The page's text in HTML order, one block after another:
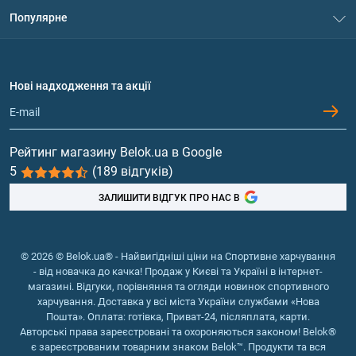
підвищенню продуктивності при інтенсивних тренуваннях і
будівельним матеріалом для м'язів, покращують обмінні
процеси в організмі.
Протеїн. Цей компонент, який становить основу м'язової
підвищує імунітет, поліпшує координацію рухів і додає енергії
для активного руху.
Доставка спортивного
Спортивне харчування користується попитом серед
професіоналів, атлетів-аматорів і людей, що прагнуть мати
привабливу фігуру. Наш інтернет-магазин пропонує продукцію
високої якості від найкращих виробників. Ми здійснюємо
швидку доставку по місту Дніпро. У найкоротші терміни ви
Політика конфіденційності
Обмін та повернення
Популярне
Протеїн
Гейнери
Вітаміни та мінерали
Риб'ячий жир, жирні кислоти
Нові надходження та акції
Рейтинг магазину Belok.ua в Google
5
(189 відгуків)
ЗАЛИШИТИ ВІДГУК ПРО НАС В
© 2026 © Belok.ua® - Найвигідніші ціни на Спортивне харчування
- від новачка до качка! Продаж у Києві та Україні в інтернет-
магазині. Відгуки, порівняння та огляди новинок спортивного
харчування. Доставка у всі міста України службами «Нова
Пошта». Оплата: готівка, Приват-24, післяплата, карти.
Авторські права зареєстровані та охороняються законом! Belok®
є зареєстрованим товарним знаком Belok™. Продукти та вся